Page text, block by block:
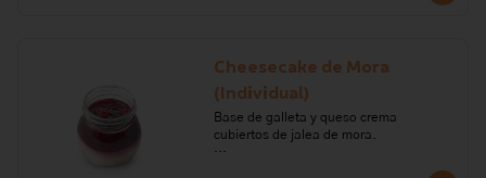
Alérgenos: Gluten, leche lactosa, sulfito
Cheesecake de Mora
(Individual)
Base de galleta y queso crema
cubiertos de jalea de mora.